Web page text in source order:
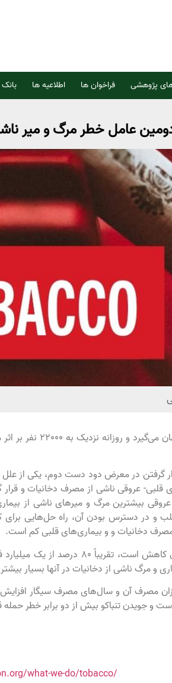
پژوهشی فراخوان ها اطلاعیه ها بانک
عامل خطر مرگ و میر
دخانیات سالانه جان بیش از
گرفتن در معرض دود دست دوم، یکی از
دلیل بیماری‌های قلبی- عروقی ناشی از مصرف
بیشترین مرگ و میرهای ناشی از
و در دسترس بودن آن، راه حل‌هایی
دخانیات و و بیماری‌های قلبی کم است.
در حالی که مصرف دخانیات در برخی کشورها در
و مرگ ناشی از دخانیات در آنها بسیار
مصرف آن و سال‌های مصرف سیگار
و جویدن تنباکو بیش از دو برابر خطر
what-we-do/tobacco/